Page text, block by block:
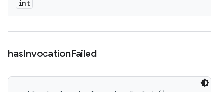
int
hasInvocationFailed